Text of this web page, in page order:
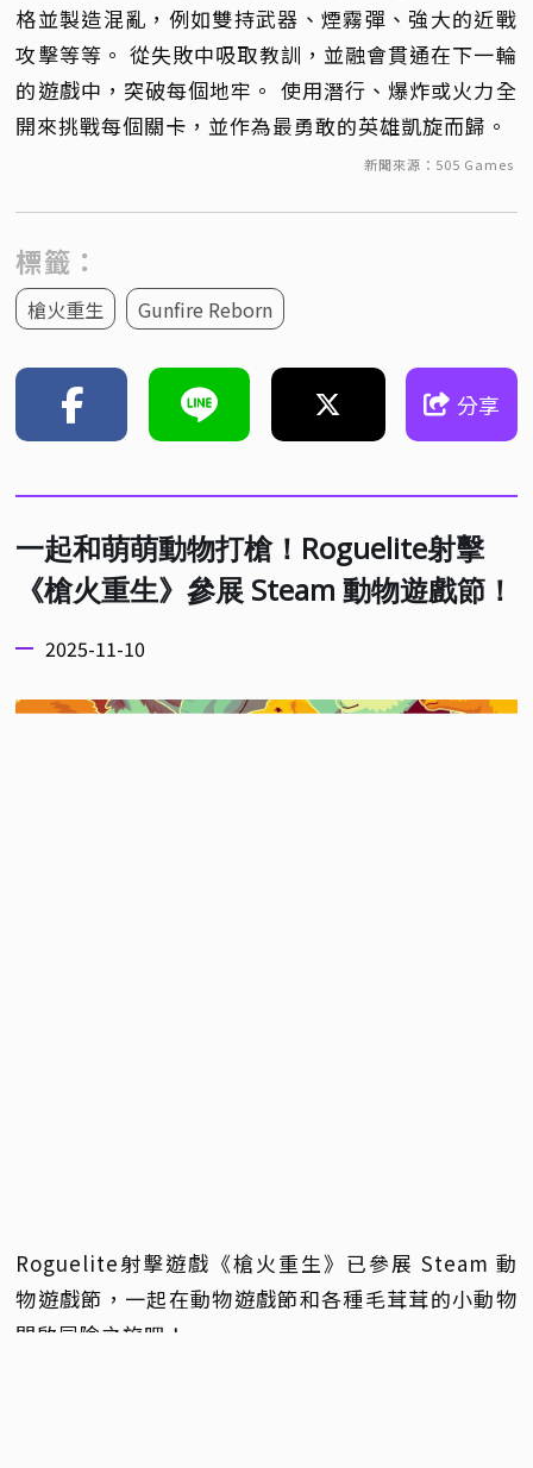
格並製造混亂，例如雙持武器、煙霧彈、強大的近戰
攻擊等等。 從失敗中吸取教訓，並融會貫通在下一輪
的遊戲中，突破每個地牢。 使用潛行、爆炸或火力全
開來挑戰每個關卡，並作為最勇敢的英雄凱旋而歸。
新聞來源：505 Games
標籤：
槍火重生 Gunfire Reborn
分享
一起和萌萌動物打槍！Roguelite射擊
《槍火重生》參展 Steam 動物遊戲節！
2025-11-10
Roguelite射擊遊戲《槍火重生》已參展 Steam 動
物遊戲節，一起在動物遊戲節和各種毛茸茸的小動物
開啟冒險之旅吧！